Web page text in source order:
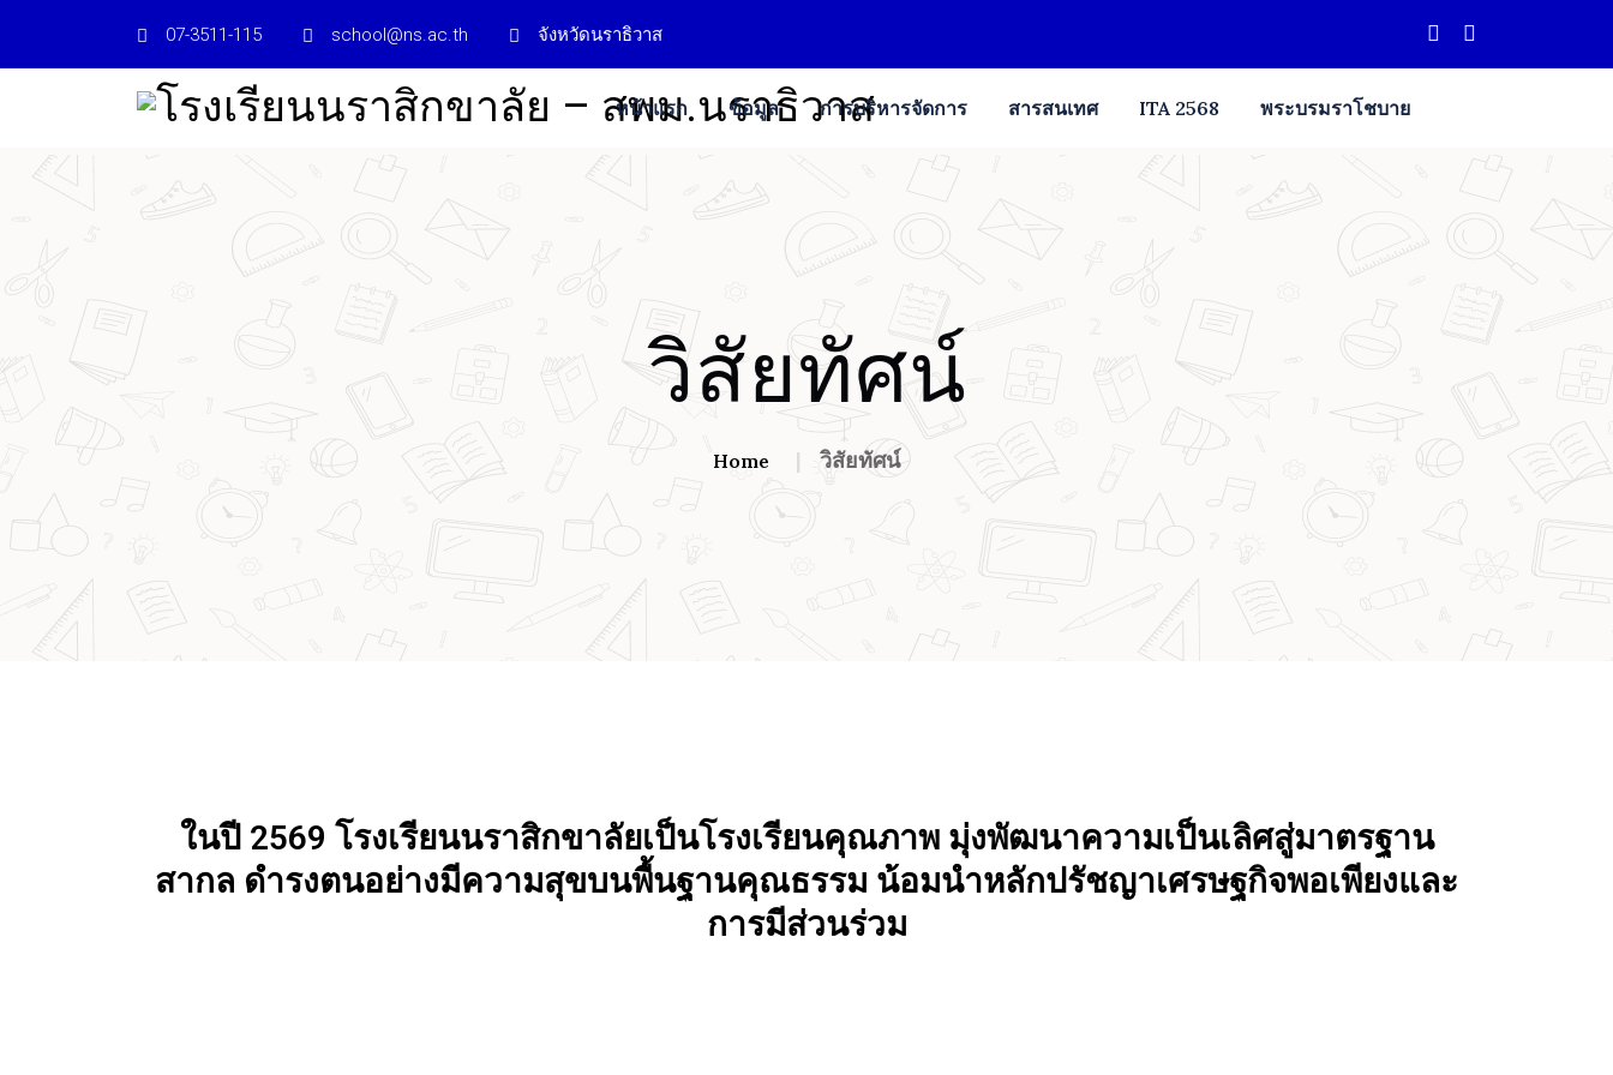
07-3511-115 school@ns.ac.th จังหวัดนราธิวาส
หน้าแรก ข้อมูล การบริหารจัดการ สารสนเทศ ITA 2568 พระบรมราโชบาย
วิสัยทัศน์
Home วิสัยทัศน์
ในปี 2569 โรงเรียนนราสิกขาลัยเป็นโรงเรียนคุณภาพ มุ่งพัฒนาความเป็นเลิศสู่มาตรฐาน
สากล ดำรงตนอย่างมีความสุขบนพื้นฐานคุณธรรม น้อมนำหลักปรัชญาเศรษฐกิจพอเพียงและ
การมีส่วนร่วม